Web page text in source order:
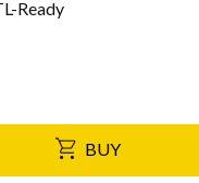
Ready
BUY